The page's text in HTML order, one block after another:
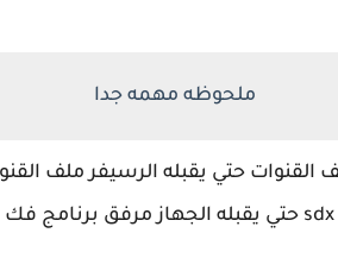
ملحوظه مهمه جدا